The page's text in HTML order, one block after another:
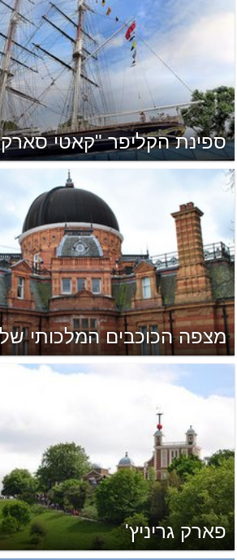
ספינת הקליפר "קאטי
מצפה הכוכבים המלכותי של
פארק גריניץ'